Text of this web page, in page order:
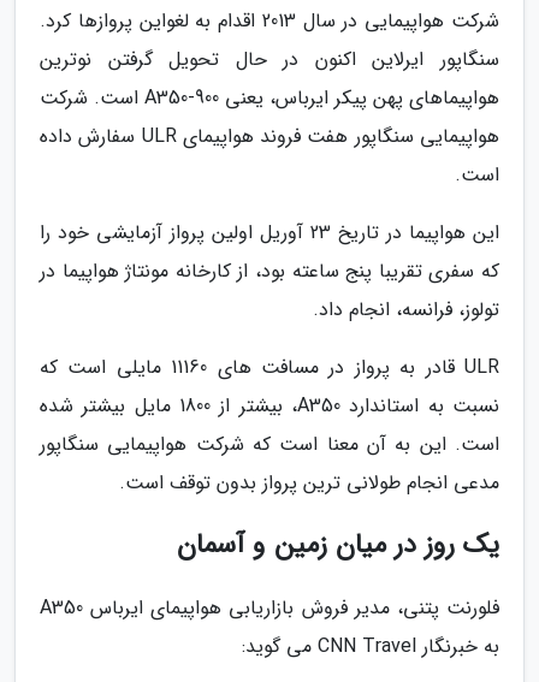
شرکت هواپیمایی در سال 2013 اقدام به لغواین پروازها کرد.
سنگاپور ایرلاین اکنون در حال تحویل گرفتن نوترین
هواپیماهای پهن پیکر ایرباس، یعنی A350-900 است. شرکت
هواپیمایی سنگاپور هفت فروند هواپیمای ULR سفارش داده
است.
این هواپیما در تاریخ 23 آوریل اولین پرواز آزمایشی خود را
که سفری تقریبا پنج ساعته بود، از کارخانه مونتاژ هواپیما در
تولوز، فرانسه، انجام داد.
ULR قادر به پرواز در مسافت های 11160 مایلی است که
نسبت به استاندارد A350، بیشتر از 1800 مایل بیشتر شده
است. این به آن معنا است که شرکت هواپیمایی سنگاپور
مدعی انجام طولانی ترین پرواز بدون توقف است.
یک روز در میان زمین و آسمان
فلورنت پتنی، مدیر فروش بازاریابی هواپیمای ایرباس A350
به خبرنگار CNN Travel می گوید: